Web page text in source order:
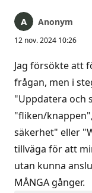
Anonym
12 nov. 2024 10:26
Jag försökte att
frågan, men i
"Uppdatera och
"fliken/
säkerhet" eller
tillväga för att
utan kunna
MÅNGA gånger.